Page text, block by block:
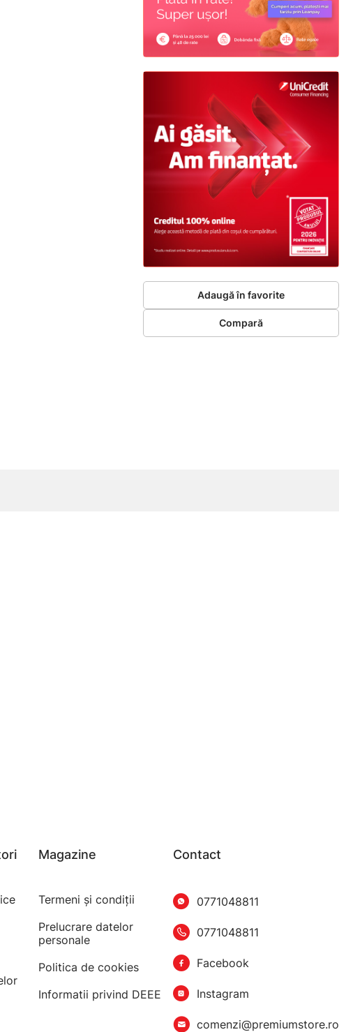
Adaugă în favorite
Compară
Magazine
Termeni şi condiţii
Prelucrare datelor
personale
Politica de cookies
Informatii privind DEEE
Contact
0771048811
0771048811
Facebook
Instagram
comenzi@premiumstore.ro